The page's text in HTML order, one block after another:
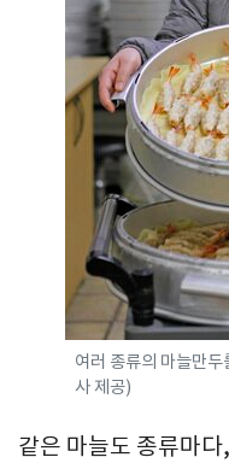
여러 종류의 마늘만
사 제공)
같은 마늘도 종류마다